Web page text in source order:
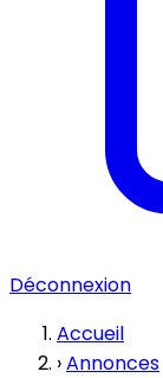
Déconnexion
Accueil
›Annonces